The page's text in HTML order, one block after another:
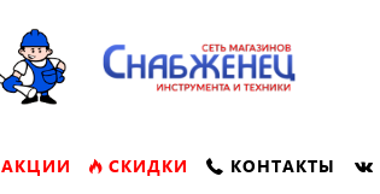
АКЦИИ СКИДКИ КОНТАКТЫ